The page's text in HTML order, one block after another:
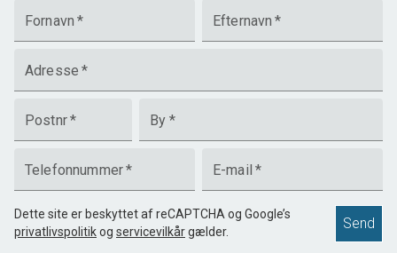
Fornavn * Efternavn *
Adresse *
Postnr* By *
Telefonnummer* E-mail *
Dette site er beskyttet af reCAPTCHA og Google’s
privatlivspolitikog servicevilkårgælder. Send